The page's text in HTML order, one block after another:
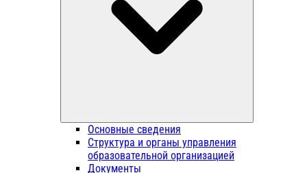
Основные сведения
Структура и органы управления
образовательной организацией
Документы